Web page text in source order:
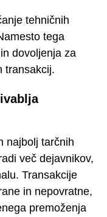
tehničnih
tega
dovoljenja za
transakcij.
najbolj tarčnih
več dejavnikov,
Transakcije
in nepovratne,
premoženja